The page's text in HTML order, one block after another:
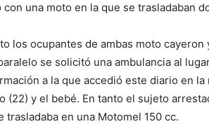
con una moto en la que se trasladaban
los ocupantes de ambas moto
se solicitó una ambulancia al
a la que accedió este diario en
(22) y el bebé. En tanto el sujeto
trasladaba en una Motomel 150 cc.